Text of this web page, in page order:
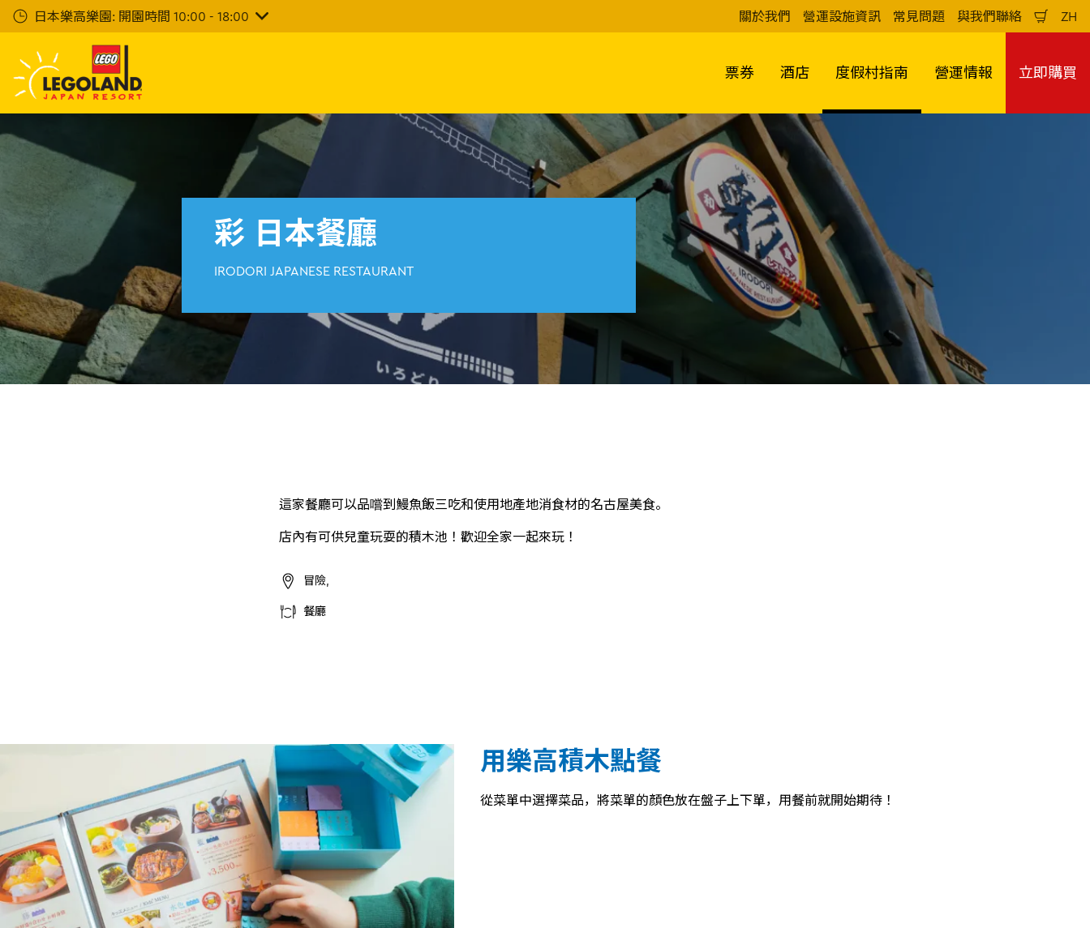
一
日本樂高樂園: 開園時間 10:00 - 18:00 關於我們 營運設施資訊 常見問題 與我們聯絡
物
ZH
中
文
票券 酒店 度假村指南 營運情報 立即購買
彩 日本餐廳
IRODORI JAPANESE RESTAURANT
這家餐廳可以品嚐到鰻魚飯三吃和使用地產地消食材的名古屋美食。
店內有可供兒童玩耍的積木池！歡迎全家一起來玩！
冒險,
餐廳
用樂高積木點餐
從菜單中選擇菜品，將菜單的顏色放在盤子上下單，用餐前就開始期待！